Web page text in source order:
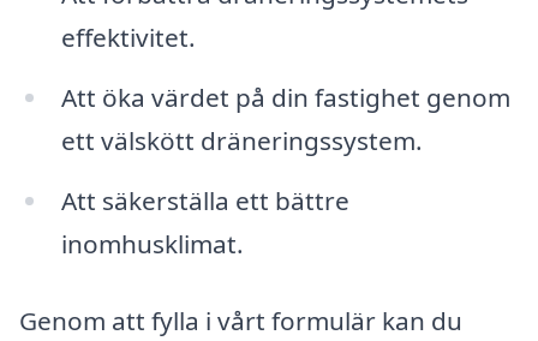
effektivitet.
Att öka värdet på din fastighet genom
ett välskött dräneringssystem.
Att säkerställa ett bättre
inomhusklimat.
Genom att fylla i vårt formulär kan du